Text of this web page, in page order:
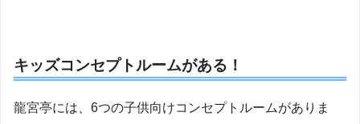
キッズコンセプトルームがある！
龍宮亭には、6つの子供向けコンセプトルームがありま